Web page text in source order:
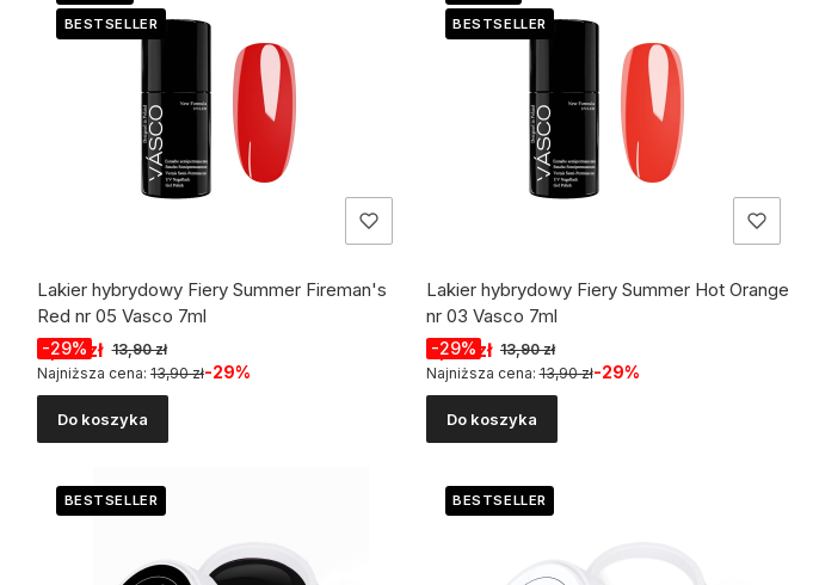
BESTSELLER
Lakier hybrydowy Fiery Summer Fireman's
Red nr 05 Vasco 7ml
Cena promocyjna
9,90 zł 13,90 zł
-29%
Najniższa cena: 13,90 zł-29%
Do koszyka
BESTSELLER
Lakier hybrydowy Fiery Summer Hot Orange
nr 03 Vasco 7ml
Cena promocyjna
9,90 zł 13,90 zł
-29%
Najniższa cena: 13,90 zł-29%
Do koszyka
BESTSELLER BESTSELLER